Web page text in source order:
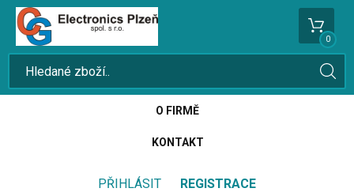
0
O FIRMĚ
KONTAKT
PŘIHLÁSIT REGISTRACE